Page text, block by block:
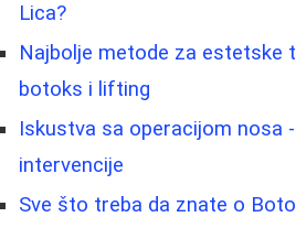
Lica?
Najbolje metode za estetske
botoks i lifting
Iskustva sa operacijom nosa
intervencije
Sve što treba da znate o